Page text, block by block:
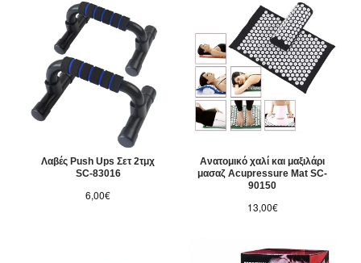
Λαβές Push Ups Σετ 2τμχ
SC-83016
6,00€
Ανατομικό χαλί και μαξιλάρι
μασαζ Acupressure Mat SC-
90150
13,00€